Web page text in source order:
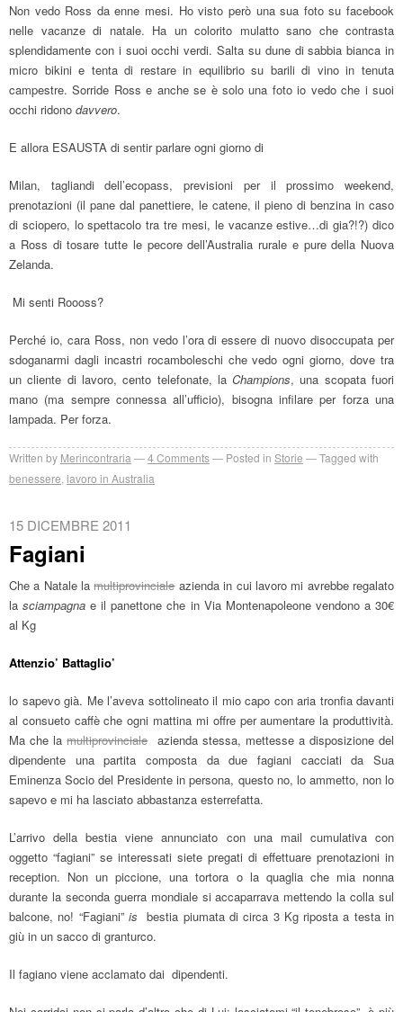
Non vedo Ross da enne mesi. Ho visto però una sua foto su facebook
nelle vacanze di natale. Ha un colorito mulatto sano che contrasta
splendidamente con i suoi occhi verdi. Salta su dune di sabbia bianca in
micro bikini e tenta di restare in equilibrio su barili di vino in tenuta
campestre. Sorride Ross e anche se è solo una foto io vedo che i suoi
occhi ridono davvero.
E allora ESAUSTA di sentir parlare ogni giorno di
Milan, tagliandi dell’ecopass, previsioni per il prossimo weekend,
prenotazioni (il pane dal panettiere, le catene, il pieno di benzina in caso
di sciopero, lo spettacolo tra tre mesi, le vacanze estive…di gia?!?) dico
a Ross di tosare tutte le pecore dell’Australia rurale e pure della Nuova
Zelanda.
Mi senti Roooss?
Perché io, cara Ross, non vedo l’ora di essere di nuovo disoccupata per
sdoganarmi dagli incastri rocamboleschi che vedo ogni giorno, dove tra
un cliente di lavoro, cento telefonate, laChampions, una scopata fuori
mano (ma sempre connessa all’ufficio), bisogna infilare per forza una
lampada. Per forza.
Written by Merincontraria 4 Comments Posted in Storie
Tagged with
benessere lavoro in Australia
15 DICEMBRE 2011
Fagiani
Che a Natale lamultiprovincialeazienda in cui lavoro mi avrebbe regalato
lasciampagna e il panettone che in Via Montenapoleone vendono a 30€
al Kg
Attenzio’ Battaglio’
lo sapevo già. Me l’aveva sottolineato il mio capo con aria tronfia davanti
al consueto caffè che ogni mattina mi offre per aumentare la produttività.
Ma che lamultiprovincialeazienda stessa, mettesse a disposizione del
dipendente una partita composta da due fagiani cacciati da Sua
Eminenza Socio del Presidente in persona, questo no, lo ammetto, non lo
sapevo e mi ha lasciato abbastanza esterrefatta.
L’arrivo della bestia viene annunciato con una mail cumulativa con
oggetto “fagiani” se interessati siete pregati di effettuare prenotazioni in
reception. Non un piccione, una tortora o la quaglia che mia nonna
durante la seconda guerra mondiale si accaparrava mettendo la colla sul
balcone, no! “Fagiani” is bestia piumata di circa 3 Kg riposta a testa in
giù in un sacco di granturco.
Il fagiano viene acclamato dai dipendenti.